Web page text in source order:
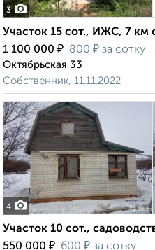
3
Участок 15 сот., ИЖС, 7 км
1 100 000 ₽ 800 ₽ за сотку
Октябрьская 33
Собственник, 11.11.2022
4
Участок 10 сот.,
550 000 ₽ 600 ₽ за сотку